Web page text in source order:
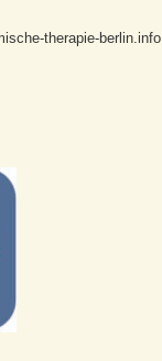
therapie-berlin.info